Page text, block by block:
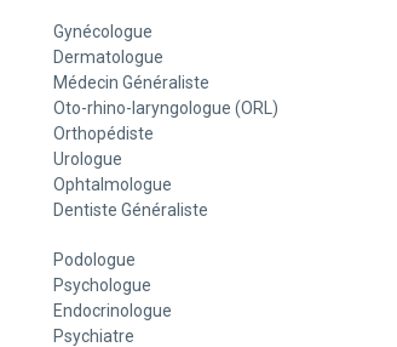
Gynécologue
Dermatologue
Médecin Généraliste
Oto-rhino-laryngologue (ORL)
Orthopédiste
Urologue
Ophtalmologue
Dentiste Généraliste
Podologue
Psychologue
Endocrinologue
Psychiatre